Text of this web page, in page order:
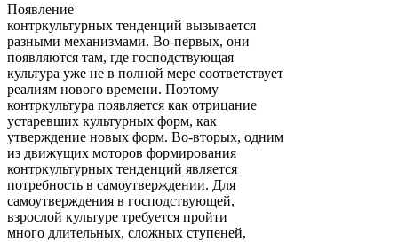
Появление
контркультурных тенденций вызывается
разными механизмами. Во-первых, они
появляются там, где господствующая
культура уже не в полной мере соответствует
реалиям нового времени. Поэтому
контркультура появляется как отрицание
устаревших культурных форм, как
утверждение новых форм. Во-вторых, одним
из движущих моторов формирования
контркультурных тенденций является
потребность в самоутверждении. Для
самоутверждения в господствующей,
взрослой культуре требуется пройти
много длительных, сложных ступеней,